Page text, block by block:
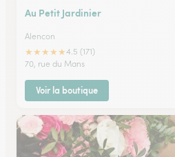
Au Petit Jardinier
Alencon
★★★★★4.5 (171)
70, rue du Mans
Voir la boutique